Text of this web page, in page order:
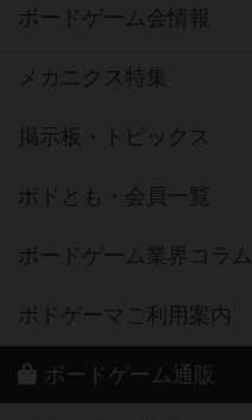
ボードゲーム会情報
メカニクス特集
掲示板・トピックス
ボドとも・会員一覧
ボードゲーム業界コラム
ボドゲーマご利用案内
ボードゲーム通販